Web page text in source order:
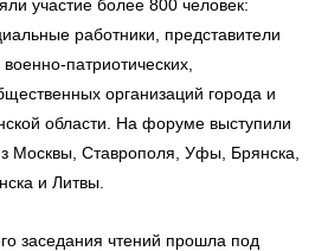
участие более 800 человек:
работники, представители
патриотических,
организаций города и
области. На форуме выступили
Москвы, Ставрополя, Уфы, Брянска,
и Литвы.
заседания чтений прошла под